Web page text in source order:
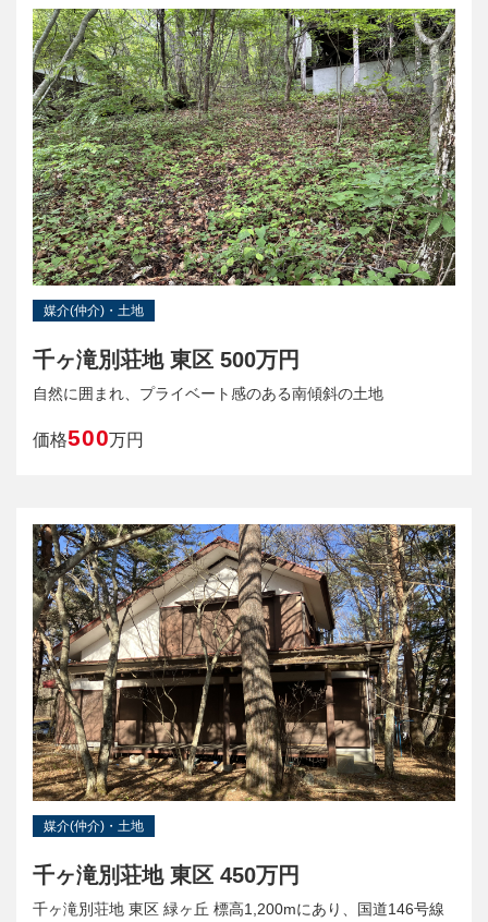
媒介(仲介)・土地
千ヶ滝別荘地 東区 500万円
自然に囲まれ、プライベート感のある南傾斜の土地
価格500万円
媒介(仲介)・土地
千ヶ滝別荘地 東区 450万円
千ヶ滝別荘地 東区 緑ヶ丘 標高1,200mにあり、国道146号線